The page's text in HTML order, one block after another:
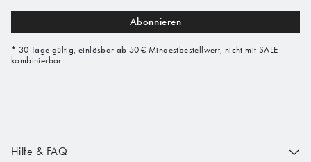
Abonnieren
* 30 Tage gültig, einlösbar ab 50 € Mindestbestellwert, nicht mit SALE
kombinierbar.
Hilfe & FAQ